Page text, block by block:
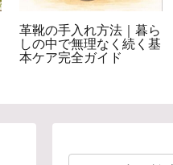
革靴の手入れ方法｜暮ら
しの中で無理なく続く基
本ケア完全ガイド